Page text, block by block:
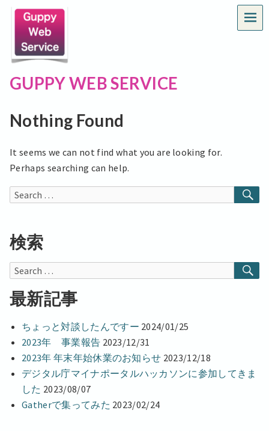
GUPPY WEB SERVICE
Nothing Found
It seems we can not find what you are looking for.
Perhaps searching can help.
Search
検索
Search
最新記事
ちょっと対談したんですー 2024/01/25
2023年 事業報告 2023/12/31
2023年 年末年始休業のお知らせ 2023/12/18
デジタル庁マイナポータルハッカソンに参加してきま
した 2023/08/07
Gatherで集ってみた 2023/02/24